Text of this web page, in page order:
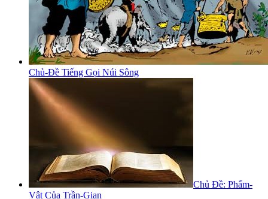
Chủ-Đề Tiếng Gọi Núi Sông
Chủ Đề: Phẩm-
Vật Của Trần-Gian